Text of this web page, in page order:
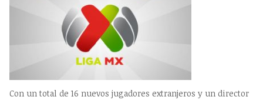
Con un total de 16 nuevos jugadores extranjeros y un director